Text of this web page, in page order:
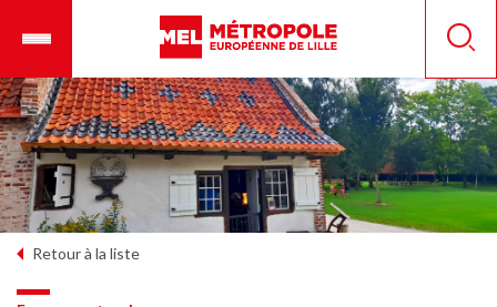
principal
mobile
Retour à la liste
Panneau de gestion des cookies